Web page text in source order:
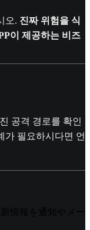
오. 진짜 위험을 식
이 제공하는 비즈
공격 경로를 확인
가 필요하시다면 언
情報を通知やメー